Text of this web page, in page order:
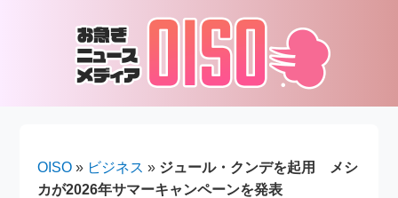
OISO » ビジネス » ジュール・クンデを起用 メシ
カが2026年サマーキャンペーンを発表